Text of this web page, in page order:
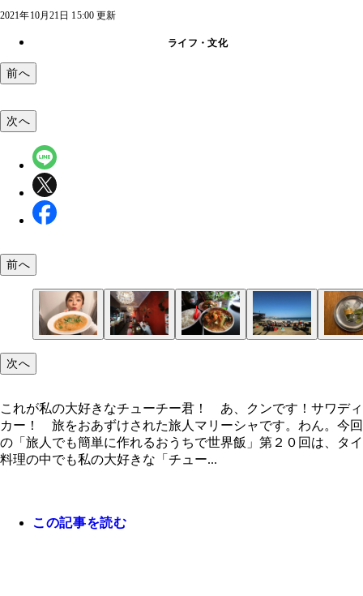
2021年10月21日 15:00 更新
ライフ・文化
前へ
ＲＥ」
も？
入った炒め物
プラー、砂糖、 バイマックルー（柑橘系の皮で代
バナメイエビ
カレーペーストを炒める。
マックルー（ドライなら そのまま、生なら刻んで
りトッピングにしてもＯＫ）を入れる。
り。
チークンに会いに行くんだ
次へ
前へ
次へ
これが私の大好きなチューチー君！ あ、クンです！サワディ
カー！ 旅をおあずけされた旅人マリーシャです。わん。今回
の「旅人でも簡単に作れるおうちで世界飯」第２０回は、タイ
料理の中でも私の大好きな「チュー...
この記事を読む